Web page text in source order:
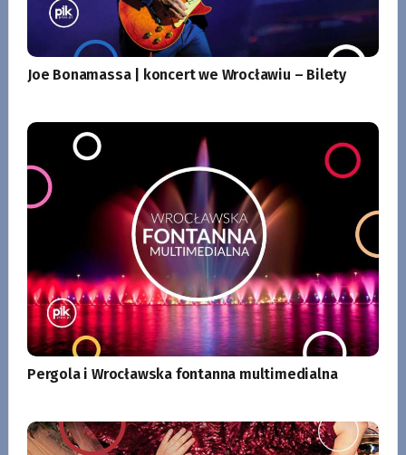
Joe Bonamassa | koncert we Wrocławiu – Bilety
Pergola i Wrocławska fontanna multimedialna